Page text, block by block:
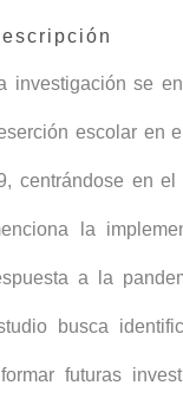
investigación se
escolar en
centrándose en
la
a la
busca
futuras